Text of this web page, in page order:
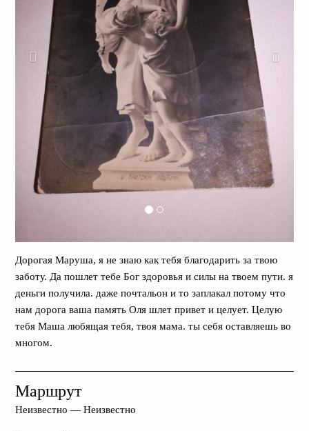
Дорогая Маруша, я не знаю как тебя благодарить за твою
заботу. Да пошлет тебе Бог здоровья и силы на твоем пути. я
деньги получила. даже почтальон и то заплакал потому что
нам дорога ваша память Оля шлет привет и целует. Целую
тебя Маша любящая тебя, твоя мама. ты себя оставляешь во
многом.
Маршрут
Неизвестно — Неизвестно